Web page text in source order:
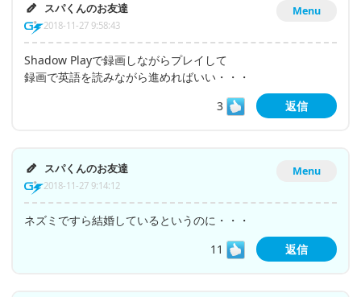
Menu
スパくんのお友達
2018-11-27 9:58:43
Shadow Playで録画しながらプレイして
録画で英語を読みながら進めればいい・・・
3
返信
Menu
スパくんのお友達
2018-11-27 9:14:12
ネズミですら結婚しているというのに・・・
11
返信